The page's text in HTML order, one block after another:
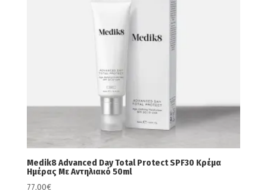
Medik8 Advanced Day Total Protect SPF30 Κρέμα
Ημέρας Με Αντηλιακό 50ml
77,00€